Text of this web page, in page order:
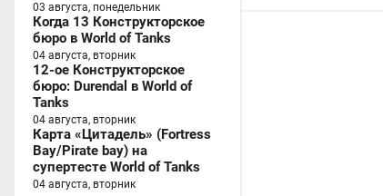
03 августа, понедельник
Когда 13 Конструкторское
бюро в World of Tanks
04 августа, вторник
12-ое Конструкторское
бюро: Durendal в World of
Tanks
04 августа, вторник
Карта «Цитадель» (Fortress
Bay/Pirate bay) на
супертесте World of Tanks
04 августа, вторник